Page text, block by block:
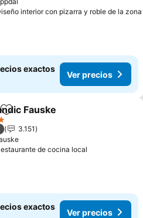
interior con pizarra y roble de la zona
exactos
Ver precios
Agregar a favoritos
Fauske
3.151
de cocina local
exactos
Ver precios